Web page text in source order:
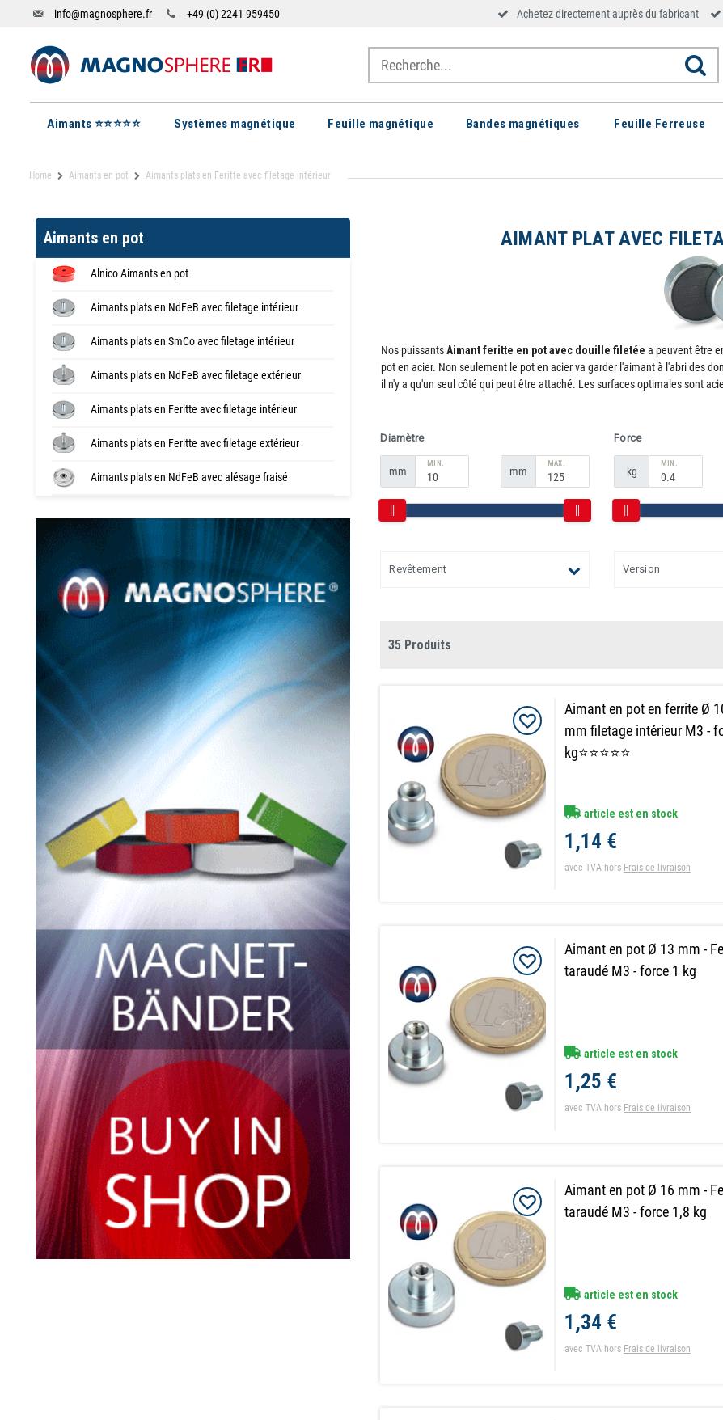
info@magnosphere.fr +49 (0) 2241 959450 Achetez directement auprès du fabricant
Aimants ⭐⭐⭐⭐⭐ Systèmes magnétique Feuille magnétique Bandes magnétiques Feuille Ferreuse
Home Aimants en pot Aimants plats en Feritte avec filetage intérieur
Aimants en pot
Alnico Aimants en pot
Aimants plats en NdFeB avec filetage intérieur
Aimants plats en SmCo avec filetage intérieur
Aimants plats en NdFeB avec filetage extérieur
Aimants plats en Feritte avec filetage intérieur
Aimants plats en Feritte avec filetage extérieur
Aimants plats en NdFeB avec alésage fraisé
AIMANT PLAT AVEC
Nos puissantsAimant feritte en pot avec douille filetée a peuvent être
pot en acier. Non seulement le pot en acier va garder l'aimant à l'abri des
il n'y a qu'un seul côté qui peut être attaché. Les surfaces optimales sont
Diamètre
mm
MIN.
mm
MAX.
Force
kg
MIN.
Revêtement Version
35 Produits
Aimant en pot en ferrite Ø
mm filetage intérieur M3 -
kg⭐⭐⭐⭐⭐
article est en stock
1,14 €
avec TVA hors Frais de livraison
Aimant en pot Ø 13 mm -
taraudé M3 - force 1 kg
article est en stock
1,25 €
avec TVA hors Frais de livraison
Aimant en pot Ø 16 mm -
taraudé M3 - force 1,8 kg
article est en stock
1,34 €
avec TVA hors Frais de livraison